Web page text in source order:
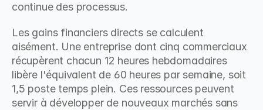
continue des processus.
Les gains financiers directs se calculent
aisément. Une entreprise dont cinq commerciaux
récupèrent chacun 12 heures hebdomadaires
libère l'équivalent de 60 heures par semaine, soit
1,5 poste temps plein. Ces ressources peuvent
servir à développer de nouveaux marchés sans